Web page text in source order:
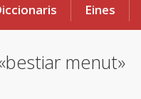
Eines
menut»